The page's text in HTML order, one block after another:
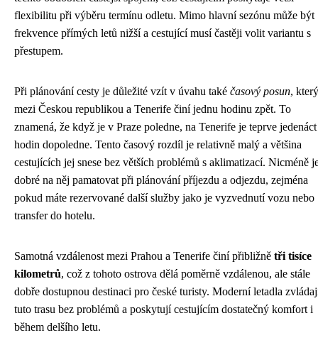
flexibilitu při výběru termínu odletu. Mimo hlavní sezónu může být
frekvence přímých letů nižší a cestující musí častěji volit variantu s
přestupem.
Při plánování cesty je důležité vzít v úvahu také časový posun, který
mezi Českou republikou a Tenerife činí jednu hodinu zpět. To
znamená, že když je v Praze poledne, na Tenerife je teprve jedenáct
hodin dopoledne. Tento časový rozdíl je relativně malý a většina
cestujících jej snese bez větších problémů s aklimatizací. Nicméně
dobré na něj pamatovat při plánování příjezdu a odjezdu, zejména
pokud máte rezervované další služby jako je vyzvednutí vozu nebo
transfer do hotelu.
Samotná vzdálenost mezi Prahou a Tenerife činí přibližně tři tisíce
kilometrů, což z tohoto ostrova dělá poměrně vzdálenou, ale stále
dobře dostupnou destinaci pro české turisty. Moderní letadla
tuto trasu bez problémů a poskytují cestujícím dostatečný komfort i
během delšího letu.